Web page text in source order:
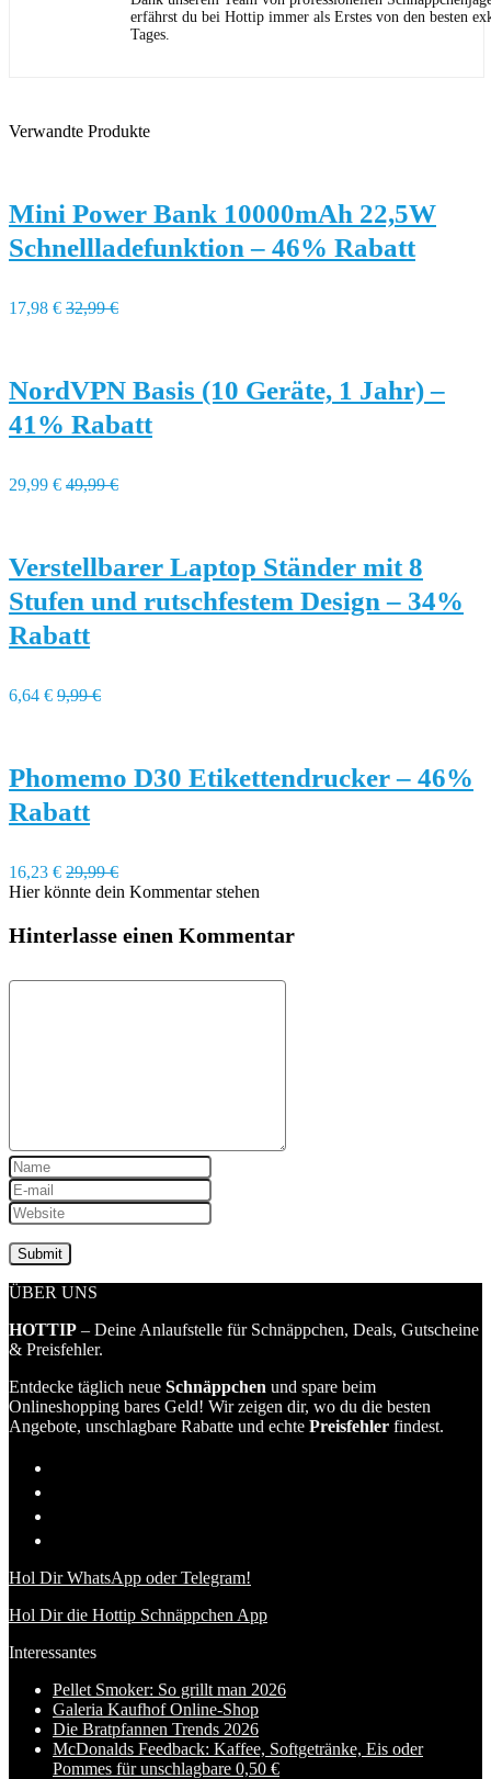
erfährst du bei Hottip immer als Erstes von den besten
Tages.
Verwandte Produkte
Mini Power Bank 10000mAh 22,5W
Schnellladefunktion – 46% Rabatt
17,98 € 32,99 €
NordVPN Basis (10 Geräte, 1 Jahr) –
41% Rabatt
29,99 € 49,99 €
Verstellbarer Laptop Ständer mit 8
Stufen und rutschfestem Design – 34%
Rabatt
6,64 € 9,99 €
Phomemo D30 Etikettendrucker – 46%
Rabatt
16,23 € 29,99 €
Hier könnte dein Kommentar stehen
Hinterlasse einen Kommentar
ÜBER UNS
HOTTIP – Deine Anlaufstelle für Schnäppchen, Deals, Gutscheine
& Preisfehler.
Entdecke täglich neue Schnäppchen und spare beim
Onlineshopping bares Geld! Wir zeigen dir, wo du die besten
Angebote, unschlagbare Rabatte und echte Preisfehler findest.
Hol Dir WhatsApp oder Telegram!
Hol Dir die Hottip Schnäppchen App
Interessantes
Pellet Smoker: So grillt man 2026
Galeria Kaufhof Online-Shop
Die Bratpfannen Trends 2026
McDonalds Feedback: Kaffee, Softgetränke, Eis oder
Pommes für unschlagbare 0,50 €